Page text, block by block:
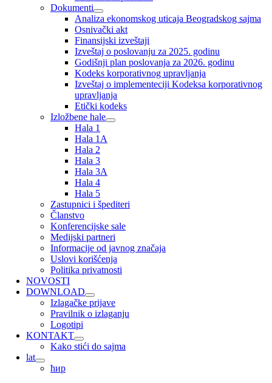
Dokumenti
Analiza ekonomskog uticaja Beogradskog sajma
Osnivački akt
Finansijski izveštaji
Izveštaj o poslovanju za 2025. godinu
Godišnji plan poslovanja za 2026. godinu
Kodeks korporativnog upravljanja
Izveštaj o implementeciji Kodeksa korporativnog
upravljanja
Etički kodeks
Izložbene hale
Hala 1
Hala 1A
Hala 2
Hala 3
Hala 3A
Hala 4
Hala 5
Zastupnici i špediteri
Članstvo
Konferencijske sale
Medijski partneri
Informacije od javnog značaja
Uslovi korišćenja
Politika privatnosti
NOVOSTI
DOWNLOAD
Izlagačke prijave
Pravilnik o izlaganju
Logotipi
KONTAKT
Kako stići do sajma
lat
ћир